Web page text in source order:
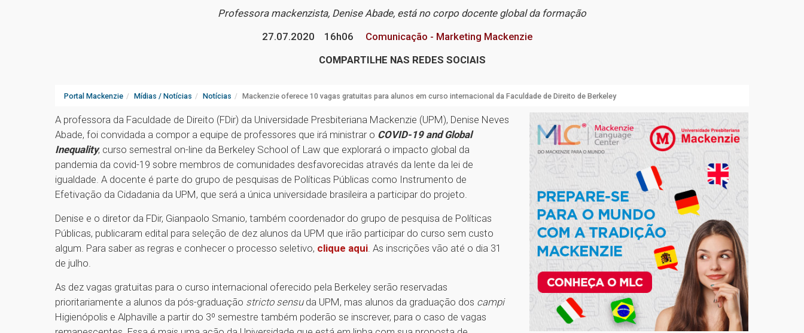
Professora mackenzista, Denise Abade, está no corpo docente global da formação
27.07.2020
16h06
Comunicação - Marketing Mackenzie
COMPARTILHE NAS REDES SOCIAIS
Portal Mackenzie Mídias / Notícias Notícias Mackenzie oferece 10 vagas gratuitas para alunos em curso internacional da Faculdade de Direito de Berkeley
A professora da Faculdade de Direito (FDir) da Universidade Presbiteriana Mackenzie (UPM), Denise Neves
Abade, foi convidada a compor a equipe de professores que irá ministrar o COVID-19 and Global
Inequality, curso semestral on-line da Berkeley School of Law que explorará o impacto global da
pandemia da covid-19 sobre membros de comunidades desfavorecidas através da lente da lei de
igualdade. A docente é parte do grupo de pesquisas de Políticas Públicas como Instrumento de
Efetivação da Cidadania da UPM, que será a única universidade brasileira a participar do projeto.
Denise e o diretor da FDir, Gianpaolo Smanio, também coordenador do grupo de pesquisa de Políticas
Públicas, publicaram edital para seleção de dez alunos da UPM que irão participar do curso sem custo
algum. Para saber as regras e conhecer o processo seletivo, clique aqui. As inscrições vão até o dia 31
de julho.
As dez vagas gratuitas para o curso internacional oferecido pela Berkeley serão reservadas
prioritariamente a alunos da pós-graduação stricto sensu da UPM, mas alunos da graduação dos campi
Higienópolis e Alphaville a partir do 3º semestre também poderão se inscrever, para o caso de vagas